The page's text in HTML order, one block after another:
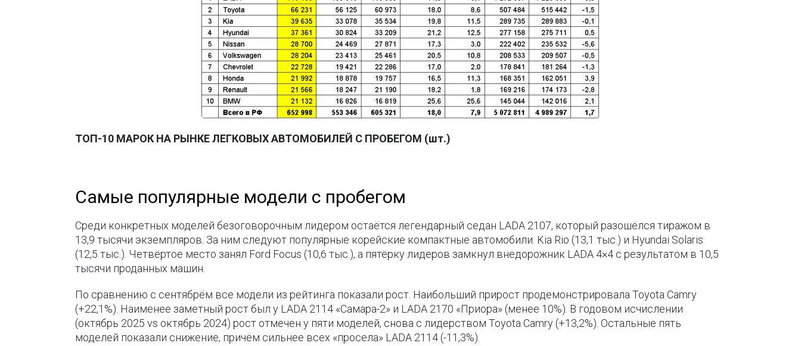
ТОП-10 МАРОК НА РЫНКЕ ЛЕГКОВЫХ АВТОМОБИЛЕЙ С ПРОБЕГОМ (шт.)
Самые популярные модели с пробегом
Среди конкретных моделей безоговорочным лидером остаётся легендарный седан LADA 2107, который разошёлся тиражом в
13,9 тысячи экземпляров. За ним следуют популярные корейские компактные автомобили: Kia Rio (13,1 тыс.) и Hyundai Solaris
(12,5 тыс.). Четвёртое место занял Ford Focus (10,6 тыс.), а пятёрку лидеров замкнул внедорожник LADA 4×4 с результатом в 10,5
тысячи проданных машин.
По сравнению с сентябрём все модели из рейтинга показали рост. Наибольший прирост продемонстрировала Toyota Camry
(+22,1%). Наименее заметный рост был у LADA 2114 «Самара-2» и LADA 2170 «Приора» (менее 10%). В годовом исчислении
(октябрь 2025 vs октябрь 2024) рост отмечен у пяти моделей, снова с лидерством Toyota Camry (+13,2%). Остальные пять
моделей показали снижение, причём сильнее всех «просела» LADA 2114 (-11,3%).